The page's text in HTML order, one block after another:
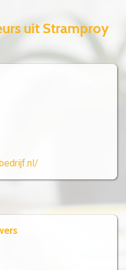
uit Stramproy